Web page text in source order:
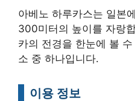
아베노 하루카스는 일본
300미터의 높이를 자랑
카의 전경을 한눈에 볼
소 중 하나입니다.
이용 정보